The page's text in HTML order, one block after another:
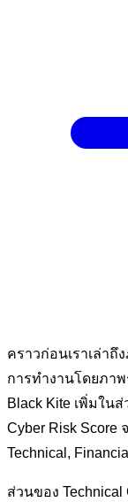
คราวก่อนเราเล่าถึ
การทำงานโดยภาพ
Black Kite เพิ่มใน
Cyber Risk
Technical,
ส่วนของ Technical